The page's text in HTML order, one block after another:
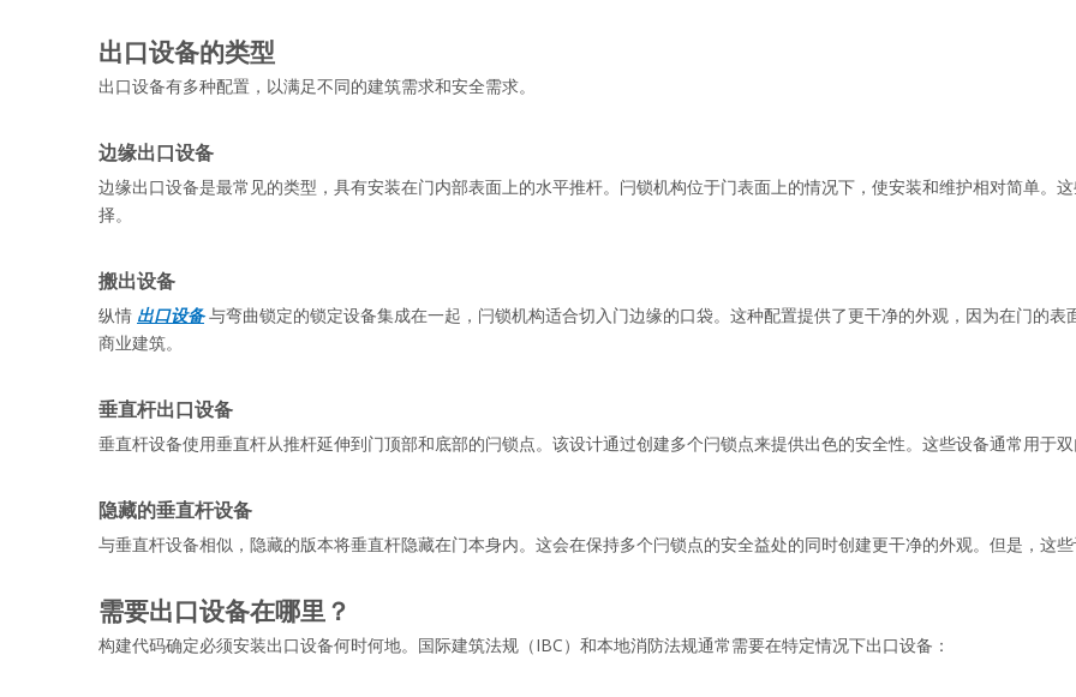
出口设备的类型
出口设备有多种配置，以满足不同的建筑需求和安全需求。
边缘出口设备
边缘出口设备是最常见的类型，具有安装在门内部表面上的水平推杆。闩锁机构位于门表面上的情况下，使安装和维护相对简单。
择。
搬出设备
纵情 出口设备 与弯曲锁定的锁定设备集成在一起，闩锁机构适合切入门边缘的口袋。这种配置提供了更干净的外观，因为在门的
商业建筑。
垂直杆出口设备
垂直杆设备使用垂直杆从推杆延伸到门顶部和底部的闩锁点。该设计通过创建多个闩锁点来提供出色的安全性。这些设备通常用于
隐藏的垂直杆设备
与垂直杆设备相似，隐藏的版本将垂直杆隐藏在门本身内。这会在保持多个闩锁点的安全益处的同时创建更干净的外观。但是，这
需要出口设备在哪里？
构建代码确定必须安装出口设备何时何地。国际建筑法规（IBC）和本地消防法规通常需要在特定情况下出口设备：